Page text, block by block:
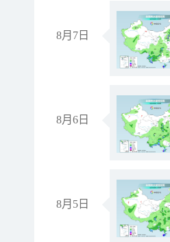
8月7日
8月6日
8月5日